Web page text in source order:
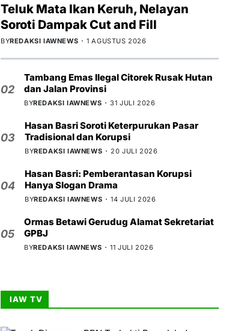
Teluk Mata Ikan Keruh, Nelayan
Soroti Dampak Cut and Fill
BYREDAKSI IAWNEWS 1 AGUSTUS 2026
02
Tambang Emas Ilegal Citorek Rusak Hutan
dan Jalan Provinsi
BYREDAKSI IAWNEWS 31 JULI 2026
03
Hasan Basri Soroti Keterpurukan Pasar
Tradisional dan Korupsi
BYREDAKSI IAWNEWS 20 JULI 2026
04
Hasan Basri: Pemberantasan Korupsi
Hanya Slogan Drama
BYREDAKSI IAWNEWS 14 JULI 2026
05
Ormas Betawi Gerudug Alamat Sekretariat
GPBJ
BYREDAKSI IAWNEWS 11 JULI 2026
IAW TV